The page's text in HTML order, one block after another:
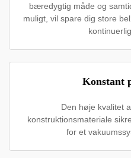
bæredygtig måde og
muligt, vil spare dig store
Konstant
Den høje kvalitet
konstruktionsmateriale
for et